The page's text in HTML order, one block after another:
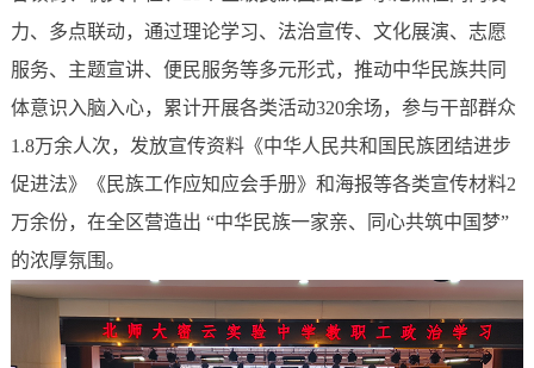
力、多点联动，通过理论学习、法治宣传、文化展演、志愿
服务、主题宣讲、便民服务等多元形式，推动中华民族共同
体意识入脑入心，累计开展各类活动320余场，参与干部群众
1.8万余人次，发放宣传资料《中华人民共和国民族团结进步
促进法》《民族工作应知应会手册》和海报等各类宣传材料2
万余份，在全区营造出 “中华民族一家亲、同心共筑中国梦”
的浓厚氛围。